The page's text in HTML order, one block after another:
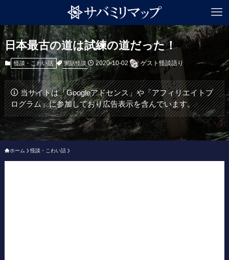
日本最古の道は試練の道だった！
怪談・こわい話 実話怪談 2020-10-02 ゲスト怪談語り
当サイトは「Googleアドセンス」や「アフィリエイトプ
ログラム」に参加しており広告表示を含んでいます。
ホーム 怪談・こわい話